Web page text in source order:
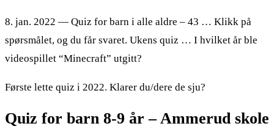
8. jan. 2022 — Quiz for barn i alle aldre – 43 … Klikk på
spørsmålet, og du får svaret. Ukens quiz … I hvilket år ble
videospillet “Minecraft” utgitt?
Første lette quiz i 2022. Klarer du/dere de sju?
Quiz for barn 8-9 år – Ammerud skole